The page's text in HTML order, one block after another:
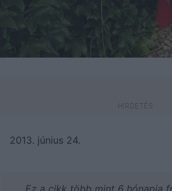
2013. június 24.
Ez a cikk több mint 6 hónapja